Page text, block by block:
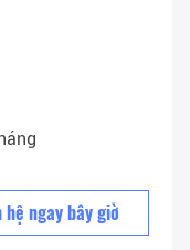
hệ ngay bây giờ